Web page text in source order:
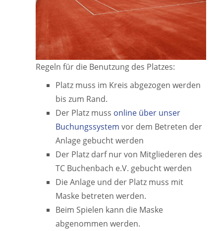
Regeln für die Benutzung des Platzes:
Platz muss im Kreis abgezogen werden
bis zum Rand.
Der Platz muss online über unser
Buchungssystem vor dem Betreten der
Anlage gebucht werden
Der Platz darf nur von Mitgliederen des
TC Buchenbach e.V. gebucht werden
Die Anlage und der Platz muss mit
Maske betreten werden.
Beim Spielen kann die Maske
abgenommen werden.